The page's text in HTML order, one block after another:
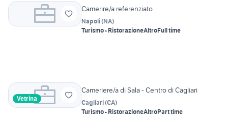
Camerire/a referenziato
Napoli(NA)
Turismo - RistorazioneAltroFull time
Vetrina
Cameriere/a di Sala - Centro di Cagliari
Cagliari(CA)
Turismo - RistorazioneAltroPart time